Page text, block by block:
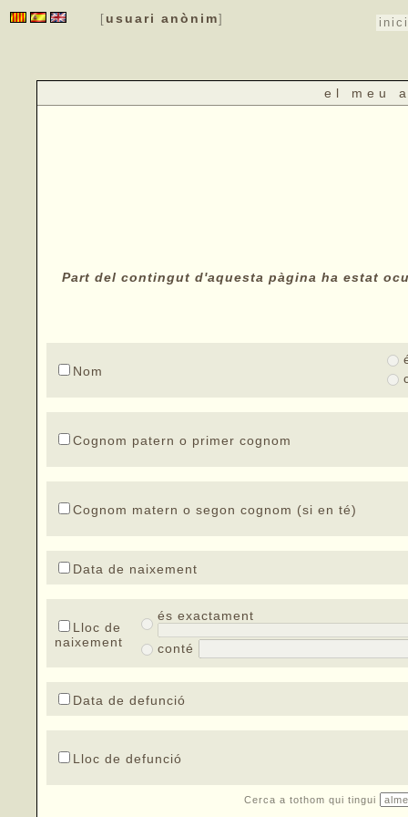
[ usuari anònim] inici
el meu
Part del contingut d'aquesta pàgina ha estat
Nom
Cognom patern o primer cognom
Cognom matern o segon cognom (si en té)
Data de naixement
Lloc de
naixement
és exactament
conté
Data de defunció
Lloc de defunció
Cerca a tothom qui tingui